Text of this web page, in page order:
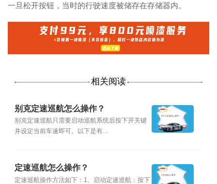
一旦松开按钮，当时的行驶速度被储存在存储器内。
相关阅读
别克定速巡航怎么操作？
别克定速巡航只需要启动巡航系统后按下开关键
并设定当前车速即可。以下是有...
定速巡航怎么操作？
定速巡航操作方法如下：1、启动定速巡航：按下